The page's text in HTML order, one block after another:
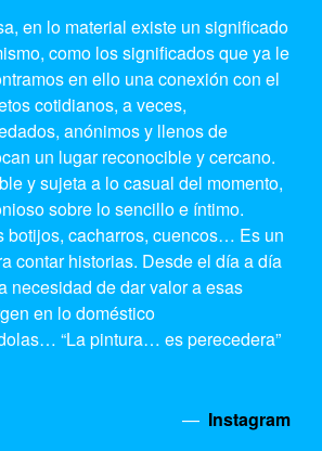
en lo material existe un significado
como los significados que ya le
en ello una conexión con el
cotidianos, a veces,
anónimos y llenos de
un lugar reconocible y cercano.
y sujeta a lo casual del momento,
sobre lo sencillo e íntimo.
botijos, cacharros, cuencos… Es un
contar historias. Desde el día a día
necesidad de dar valor a esas
en lo doméstico
“La pintura… es perecedera”
— Instagram